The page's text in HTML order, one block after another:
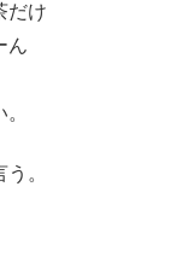
だけ
ん
。